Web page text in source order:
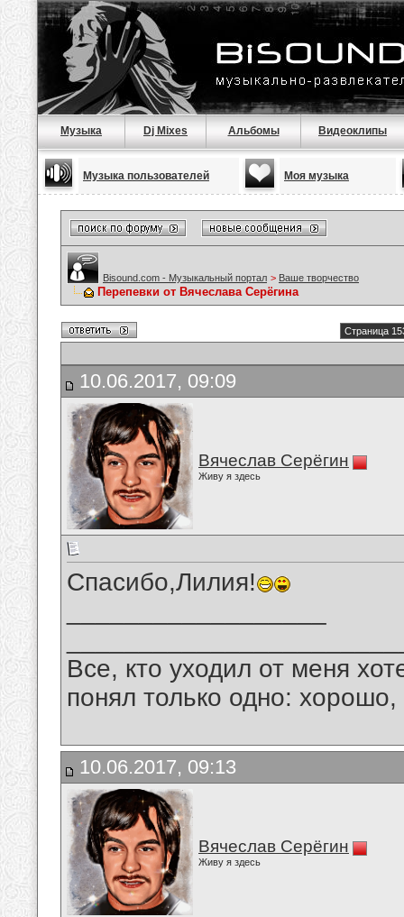
Музыка Dj Mixes Альбомы Видеоклипы
Музыка пользователей Моя музыка
Bisound.com - Музыкальный портал > Ваше творчество
Перепевки от Вячеслава Серёгина
Страница
10.06.2017, 09:09
Вячеслав Серёгин
Живу я здесь
Спасибо,Лилия!
Все, кто уходил от меня
понял только одно:
10.06.2017, 09:13
Вячеслав Серёгин
Живу я здесь